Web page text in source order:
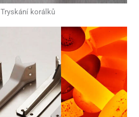
Tryskání korálků